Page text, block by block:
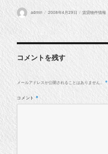
投
admin
投
2008年4月29日
カ
賃貸物件情報
コメントを残す
メールアドレスが公開されることはありません。 *
コメント *